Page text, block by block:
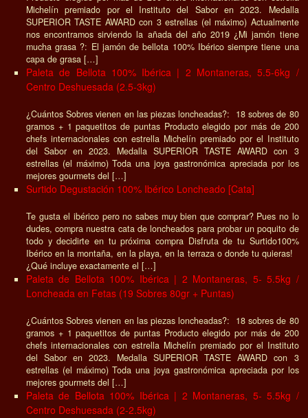
Michelín premiado por el Instituto del Sabor en 2023. Medalla
SUPERIOR TASTE AWARD con 3 estrellas (el máximo) Actualmente
nos encontramos sirviendo la añada del año 2019 ¿Mi jamón tiene
mucha grasa ?: El jamón de bellota 100% Ibérico siempre tiene una
capa de grasa […]
Paleta de Bellota 100% Ibérica | 2 Montaneras, 5.5-6kg /
Centro Deshuesada (2.5-3kg)
¿Cuántos Sobres vienen en las piezas loncheadas?: 18 sobres de 80
gramos + 1 paquetitos de puntas Producto elegido por más de 200
chefs internacionales con estrella Michelín premiado por el Instituto
del Sabor en 2023. Medalla SUPERIOR TASTE AWARD con 3
estrellas (el máximo) Toda una joya gastronómica apreciada por los
mejores gourmets del […]
Surtido Degustación 100% Ibérico Loncheado [Cata]
Te gusta el ibérico pero no sabes muy bien que comprar? Pues no lo
dudes, compra nuestra cata de loncheados para probar un poquito de
todo y decidirte en tu próxima compra Disfruta de tu Surtido100%
Ibérico en la montaña, en la playa, en la terraza o donde tu quieras!
¿Qué incluye exactamente el […]
Paleta de Bellota 100% Ibérica | 2 Montaneras, 5- 5.5kg /
Loncheada en Fetas (19 Sobres 80gr + Puntas)
¿Cuántos Sobres vienen en las piezas loncheadas?: 18 sobres de 80
gramos + 1 paquetitos de puntas Producto elegido por más de 200
chefs internacionales con estrella Michelín premiado por el Instituto
del Sabor en 2023. Medalla SUPERIOR TASTE AWARD con 3
estrellas (el máximo) Toda una joya gastronómica apreciada por los
mejores gourmets del […]
Paleta de Bellota 100% Ibérica | 2 Montaneras, 5- 5.5kg /
Centro Deshuesada (2-2.5kg)